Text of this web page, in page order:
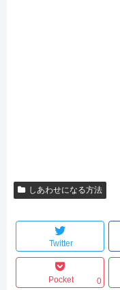
しあわせになる方法
Twitter
Pocket 0